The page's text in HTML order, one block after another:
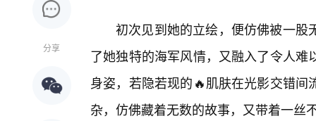
分享
初次见到她的立绘，便仿佛被一股
了她独特的海军风情，又融入了令人
身姿，若隐若现的🔥肌肤在光影交错
杂，仿佛藏着无数的故事，又带着一丝